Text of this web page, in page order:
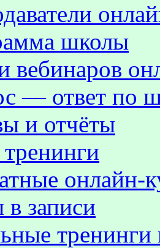
школы
вебинаров
— ответ по
и отчёты
онлайн-
записи
тренинги